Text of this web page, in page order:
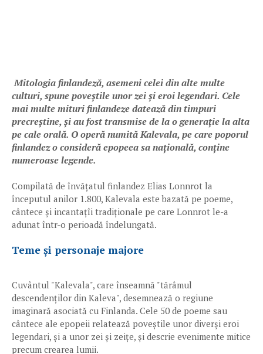
Mitologia finlandeză, asemeni celei din alte multe
culturi, spune poveștile unor zei și eroi legendari. Cele
mai multe mituri finlandeze datează din timpuri
precreștine, și au fost transmise de la o generație la alta
pe cale orală. O operă numită Kalevala, pe care poporul
finlandez o consideră epopeea sa națională, conține
numeroase legende.
Compilată de învățatul finlandez Elias Lonnrot la
începutul anilor 1.800, Kalevala este bazată pe poeme,
cântece și incantațîi tradiționale pe care Lonnrot le-a
adunat într-o perioadă îndelungată.
Teme și personaje majore
Cuvântul "Kalevala", care înseamnă "tărâmul
descendenților din Kaleva", desemnează o regiune
imaginară asociată cu Finlanda. Cele 50 de poeme sau
cântece ale epopeii relatează poveștile unor diverși eroi
legendari, și a unor zei și zeițe, și descrie evenimente mitice
precum crearea lumii.